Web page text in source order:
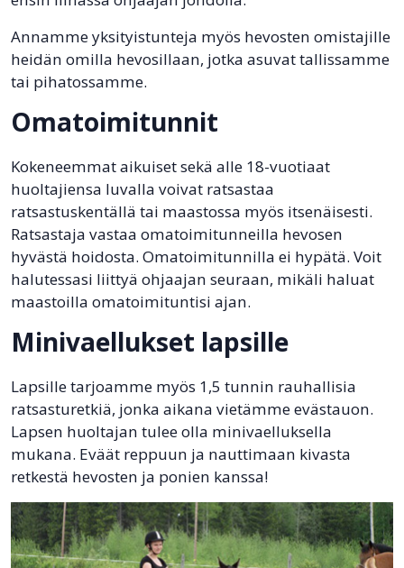
Annamme yksityistunteja myös hevosten omistajille
heidän omilla hevosillaan, jotka asuvat tallissamme
tai pihatossamme.
Omatoimitunnit
Kokeneemmat aikuiset sekä alle 18-vuotiaat
huoltajiensa luvalla voivat ratsastaa
ratsastuskentällä tai maastossa myös itsenäisesti.
Ratsastaja vastaa omatoimitunneilla hevosen
hyvästä hoidosta. Omatoimitunnilla ei hypätä. Voit
halutessasi liittyä ohjaajan seuraan, mikäli haluat
maastoilla omatoimituntisi ajan.
Minivaellukset lapsille
Lapsille tarjoamme myös 1,5 tunnin rauhallisia
ratsasturetkiä, jonka aikana vietämme evästauon.
Lapsen huoltajan tulee olla minivaelluksella
mukana. Eväät reppuun ja nauttimaan kivasta
retkestä hevosten ja ponien kanssa!